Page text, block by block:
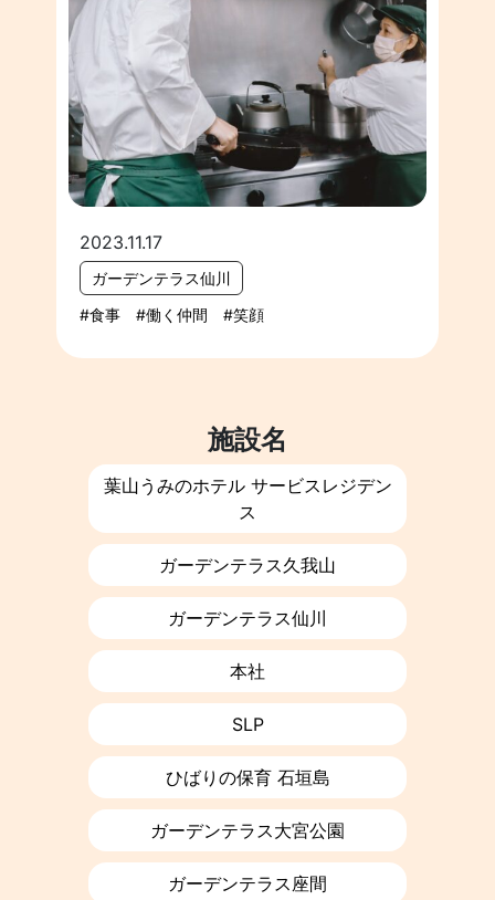
2023.11.17
ガーデンテラス仙川
食事
働く仲間 笑顔
施設名
葉山うみのホテル サービスレジデン
ス
ガーデンテラス久我山
ガーデンテラス仙川
本社
SLP
ひばりの保育 石垣島
ガーデンテラス大宮公園
ガーデンテラス座間